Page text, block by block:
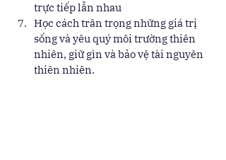
trực tiếp lẫn nhau
Học cách trân trọng những giá trị
sống và yêu quý môi trường thiên
nhiên, giữ gìn và bảo vệ tài nguyên
thiên nhiên.